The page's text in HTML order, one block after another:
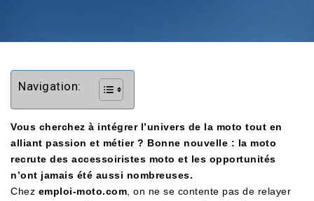
Navigation:
Vous cherchez à intégrer l’univers de la moto tout en
alliant passion et métier ? Bonne nouvelle : la moto
recrute des accessoiristes moto et les opportunités
n’ont jamais été aussi nombreuses.
Chez emploi-moto.com , on ne se contente pas de relayer